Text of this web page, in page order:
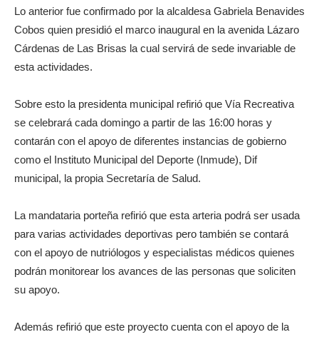
Lo anterior fue confirmado por la alcaldesa Gabriela Benavides
Cobos quien presidió el marco inaugural en la avenida Lázaro
Cárdenas de Las Brisas la cual servirá de sede invariable de
esta actividades.
Sobre esto la presidenta municipal refirió que Vía Recreativa
se celebrará cada domingo a partir de las 16:00 horas y
contarán con el apoyo de diferentes instancias de gobierno
como el Instituto Municipal del Deporte (Inmude), Dif
municipal, la propia Secretaría de Salud.
La mandataria porteña refirió que esta arteria podrá ser usada
para varias actividades deportivas pero también se contará
con el apoyo de nutriólogos y especialistas médicos quienes
podrán monitorear los avances de las personas que soliciten
su apoyo.
Además refirió que este proyecto cuenta con el apoyo de la